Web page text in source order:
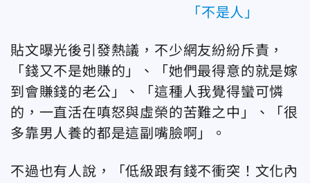
「不是人」
貼文曝光後引發熱議，不少網友紛紛斥責，
「錢又不是她賺的」、「她們最得意的就是嫁
到會賺錢的老公」、「這種人我覺得蠻可憐
的，一直活在嗔怒與虛榮的苦難之中」、「很
多靠男人養的都是這副嘴臉啊」。
不過也有人說，「低級跟有錢不衝突！文化內